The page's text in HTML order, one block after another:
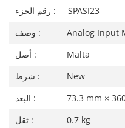
رقم الجزء :
SPASI23
وصف :
Analog Input
أصل :
Malta
شرط :
New
البعد :
73.3 mm ×
ثقل :
0.7 kg